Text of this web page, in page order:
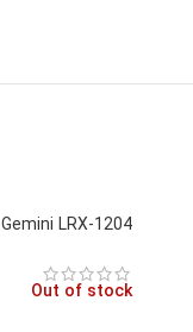
Gemini LRX-1204
Out of stock